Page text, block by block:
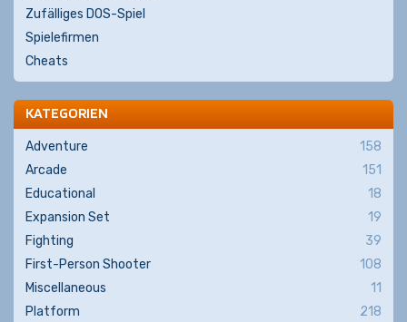
Zufälliges DOS-Spiel
Spielefirmen
Cheats
KATEGORIEN
Adventure
158
Arcade
151
Educational
18
Expansion Set
19
Fighting
39
First-Person Shooter
108
Miscellaneous
11
Platform
218